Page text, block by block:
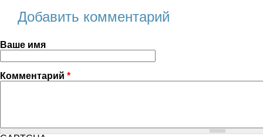
Добавить комментарий
Ваше имя
Комментарий *